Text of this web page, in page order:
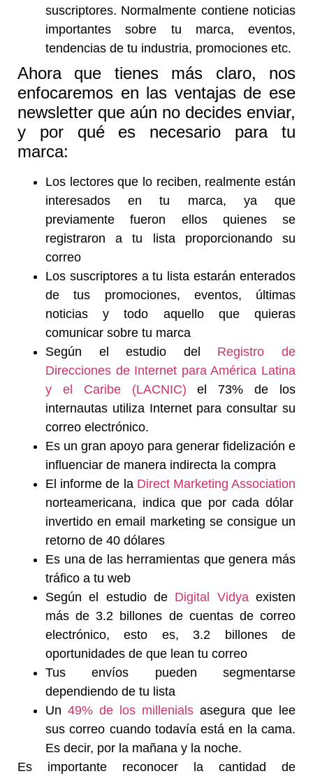
suscriptores. Normalmente contiene noticias
importantes sobre tu marca, eventos,
tendencias de tu industria, promociones etc.
Ahora que tienes más claro, nos
enfocaremos en las ventajas de ese
newsletter que aún no decides enviar,
y por qué es necesario para tu
marca:
Los lectores que lo reciben, realmente están
interesados en tu marca, ya que
previamente fueron ellos quienes se
registraron a tu lista proporcionando su
correo
Los suscriptores a tu lista estarán enterados
de tus promociones, eventos, últimas
noticias y todo aquello que quieras
comunicar sobre tu marca
Según el estudio del Registro de
Direcciones de Internet para América Latina
y el Caribe (LACNIC) el 73% de los
internautas utiliza Internet para consultar su
correo electrónico.
Es un gran apoyo para generar fidelización e
influenciar de manera indirecta la compra
El informe de la Direct Marketing Association
norteamericana, indica que por cada dólar
invertido en email marketing se consigue un
retorno de 40 dólares
Es una de las herramientas que genera más
tráfico a tu web
Según el estudio de Digital Vidyaexisten
más de 3.2 billones de cuentas de correo
electrónico, esto es, 3.2 billones de
oportunidades de que lean tu correo
Tus envíos pueden segmentarse
dependiendo de tu lista
Un 49% de los millenials asegura que lee
sus correo cuando todavía está en la cama.
Es decir, por la mañana y la noche.
Es importante reconocer la cantidad de